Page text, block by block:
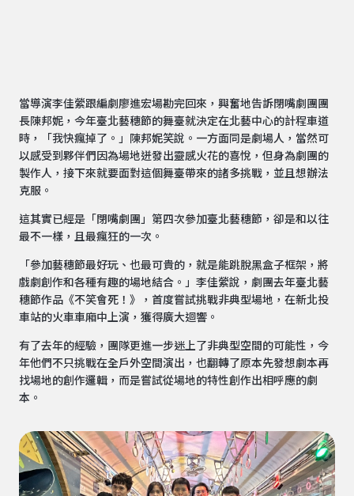
當導演李佳縈跟編劇廖進宏場勘完回來，興奮地告訴閉嘴劇團團
長陳邦妮，今年臺北藝穗節的舞臺就決定在北藝中心的計程車道
時，「我快瘋掉了。」陳邦妮笑說。一方面同是劇場人，當然可
以感受到夥伴們因為場地迸發出靈感火花的喜悅，但身為劇團的
製作人，接下來就要面對這個舞臺帶來的諸多挑戰，並且想辦法
克服。
這其實已經是「閉嘴劇團」第四次參加臺北藝穗節，卻是和以往
最不一樣，且最瘋狂的一次。
「參加藝穗節最好玩、也最可貴的，就是能跳脫黑盒子框架，將
戲劇創作和各種有趣的場地結合。」李佳縈說，劇團去年臺北藝
穗節作品《不笑會死！》，首度嘗試挑戰非典型場地，在新北投
車站的火車車廂中上演，獲得廣大迴響。
有了去年的經驗，團隊更進一步迷上了非典型空間的可能性，今
年他們不只挑戰在全戶外空間演出，也翻轉了原本先發想劇本再
找場地的創作邏輯，而是嘗試從場地的特性創作出相呼應的劇
本。